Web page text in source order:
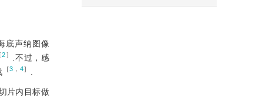
底声纳图像
2］
.不过，感
［3 ， 4］
片内目标做